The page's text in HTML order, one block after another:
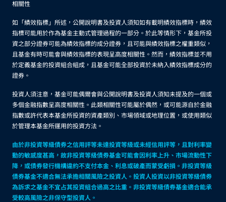
相關性
如「績效指標」所述，公開說明書及投資人須知如有載明績效指標時，績效
指標可能用於作為基金主動式管理過程的一部分。於此等情形下，基金所投
資之部分證券可能為績效指標的成分證券，且可能與績效指標之權重類似，
且基金有時可能會與績效指標的表現呈高度相關性。然而，績效指標並不用
於定義基金的投資組合組成，且基金可能全部投資於未納入績效指標成分的
證券。
投資人須注意，基金可能偶爾會與公開說明書及投資人須知未提及的一個或
多個金融指數呈高度相關性。此類相關性可能屬於偶然，或可能源自於金融
指數或許代表本基金所投資的資產類別、市場領域或地理位置，或使用類似
於管理本基金所運用的投資方法。
由於非投資等級債券之信用評等未達投資等級或未經信用評等，且對利率變
動的敏感度甚高，故非投資等級債券基金可能會因利率上升、市場流動性下
降，或債券發行機構違約不支付本金、利息或破產而蒙受虧損。非投資等級
債券基金不適合無法承擔相關風險之投資人。投資人投資以非投資等級債券
為訴求之基金不宜占其投資組合過高之比重。非投資等級債券基金適合能承
受較高風險之非保守型投資人。